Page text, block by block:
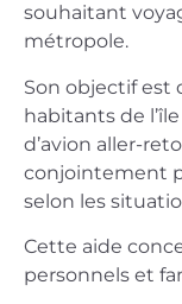
souhaitant
métropole.
Son objectif est
habitants de
d’avion aller-
conjointement
selon les
Cette aide
personnels et